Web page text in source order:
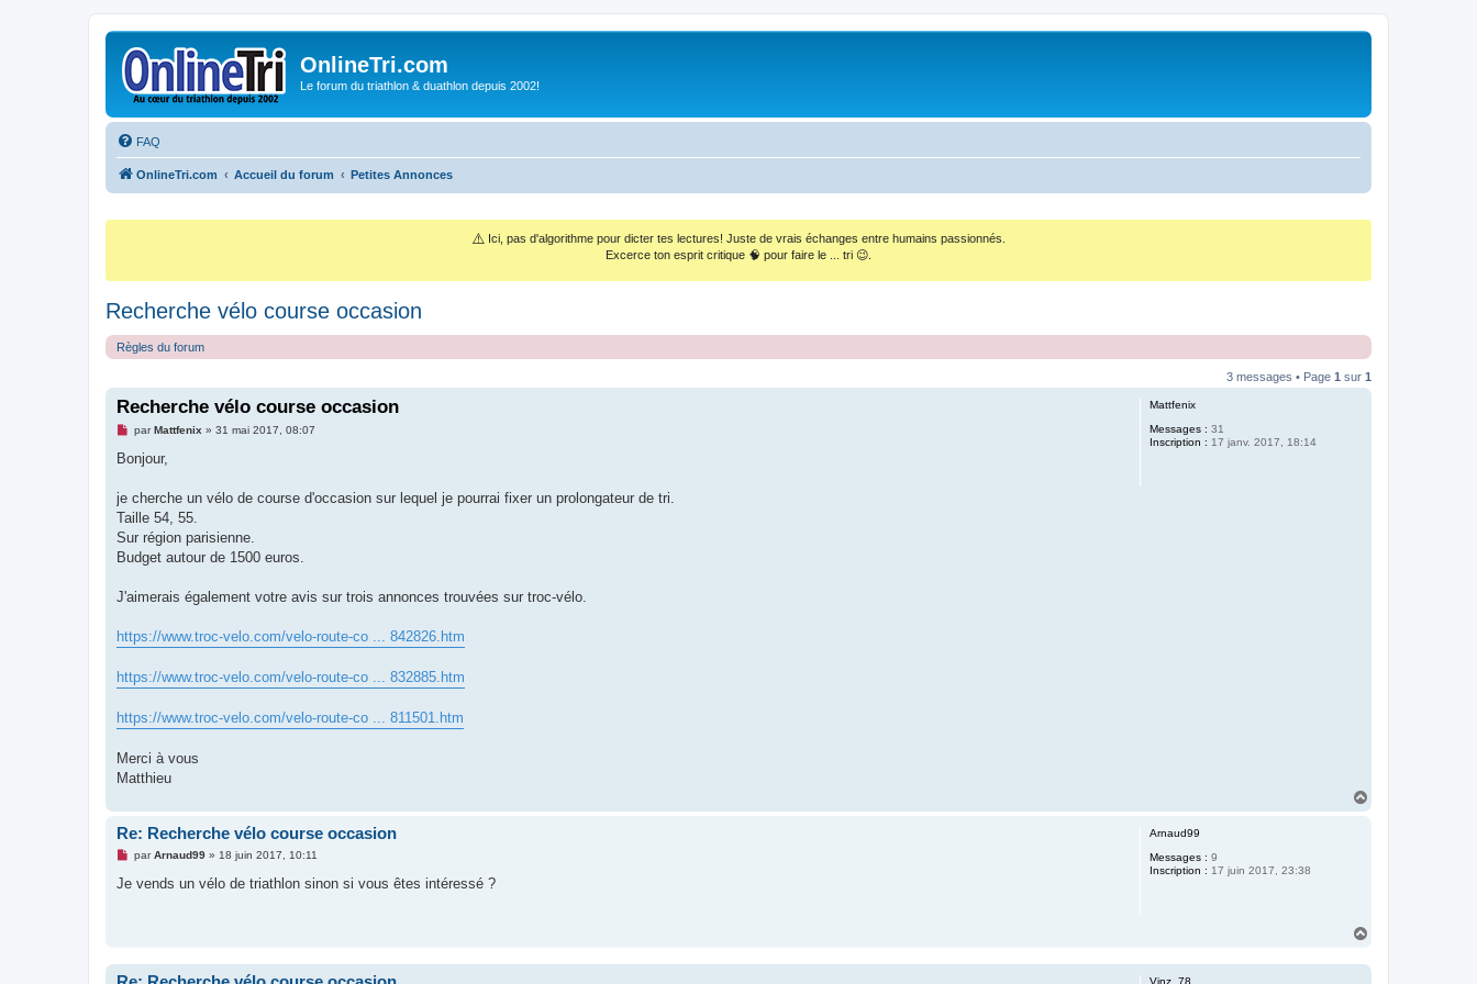
OnlineTri.com
Le forum du triathlon & duathlon depuis 2002!
FAQ
OnlineTri.com Accueil du forum Petites Annonces
⚠️ Ici, pas d'algorithme pour dicter tes lectures! Juste de vrais échanges entre humains passionnés.
Excerce ton esprit critique 🧠 pour faire le ... tri 😉.
Recherche vélo course occasion
Règles du forum
3 messages • Page 1 sur 1
Mattfenix
Messages : 31
Inscription : 17 janv. 2017, 18:14
Recherche vélo course occasion
M
s
g
n
o
l
parMattfenix » 31 mai 2017, 08:07
Bonjour,
je cherche un vélo de course d'occasion sur lequel je pourrai fixer un prolongateur de tri.
Taille 54, 55.
Sur région parisienne.
Budget autour de 1500 euros.
J'aimerais également votre avis sur trois annonces trouvées sur troc-vélo.
https://www.troc-velo.com/velo-route-co ... 842826.htm
https://www.troc-velo.com/velo-route-co ... 832885.htm
https://www.troc-velo.com/velo-route-co ... 811501.htm
Merci à vous
Matthieu
Arnaud99
Messages : 9
Inscription : 17 juin 2017, 23:38
Re: Recherche vélo course occasion
M
s
parArnaud99» 18 juin 2017, 10:11
Je vends un vélo de triathlon sinon si vous êtes intéressé ?
Vinz_78